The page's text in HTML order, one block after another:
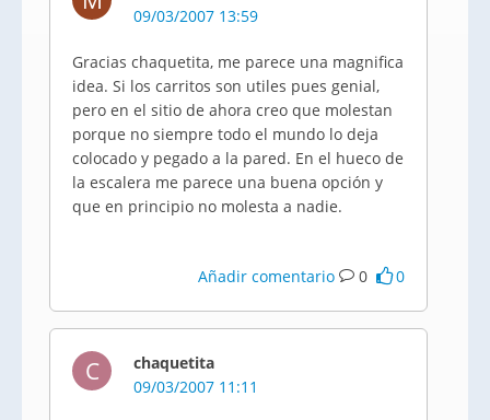
09/03/2007 13:59
Gracias chaquetita, me parece una magnifica
idea. Si los carritos son utiles pues genial,
pero en el sitio de ahora creo que molestan
porque no siempre todo el mundo lo deja
colocado y pegado a la pared. En el hueco de
la escalera me parece una buena opción y
que en principio no molesta a nadie.
Añadir comentario 0 0
C
chaquetita
09/03/2007 11:11